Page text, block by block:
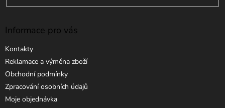
Informace pro vás
Kontakty
Reklamace a výměna zboží
Obchodní podmínky
Zpracování osobních údajů
Moje objednávka